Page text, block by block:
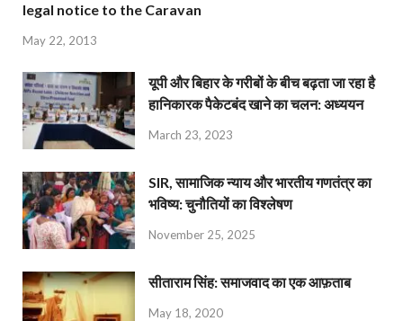
legal notice to the Caravan
May 22, 2013
यूपी और बिहार के गरीबों के बीच बढ़ता जा रहा है
हानिकारक पैकेटबंद खाने का चलन: अध्ययन
March 23, 2023
SIR, सामाजिक न्याय और भारतीय गणतंत्र का
भविष्य: चुनौतियों का विश्लेषण
November 25, 2025
सीताराम सिंह: समाजवाद का एक आफ़ताब
May 18, 2020